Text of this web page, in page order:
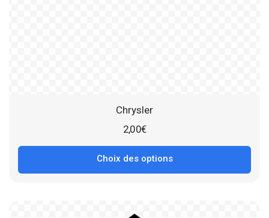
Chrysler
2,00€
Choix des options